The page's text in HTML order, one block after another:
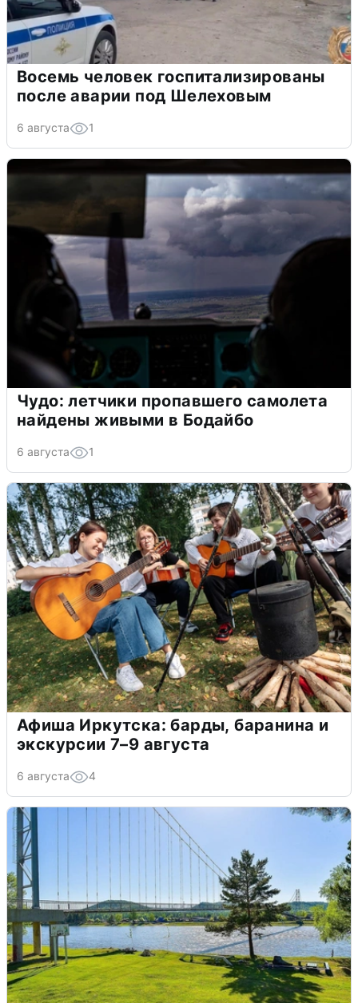
Восемь человек госпитализированы
после аварии под Шелеховым
6 августа 1
Чудо: летчики пропавшего самолета
найдены живыми в Бодайбо
6 августа 1
Афиша Иркутска: барды, баранина и
экскурсии 7–9 августа
6 августа 4